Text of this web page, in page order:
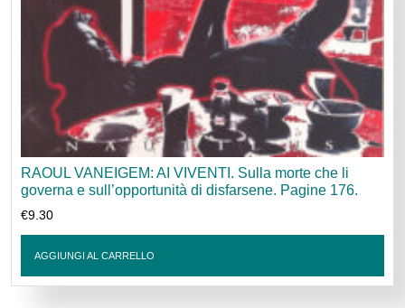
RAOUL VANEIGEM: AI VIVENTI. Sulla morte che li
governa e sull’opportunità di disfarsene. Pagine 176.
€9.30
AGGIUNGI AL CARRELLO